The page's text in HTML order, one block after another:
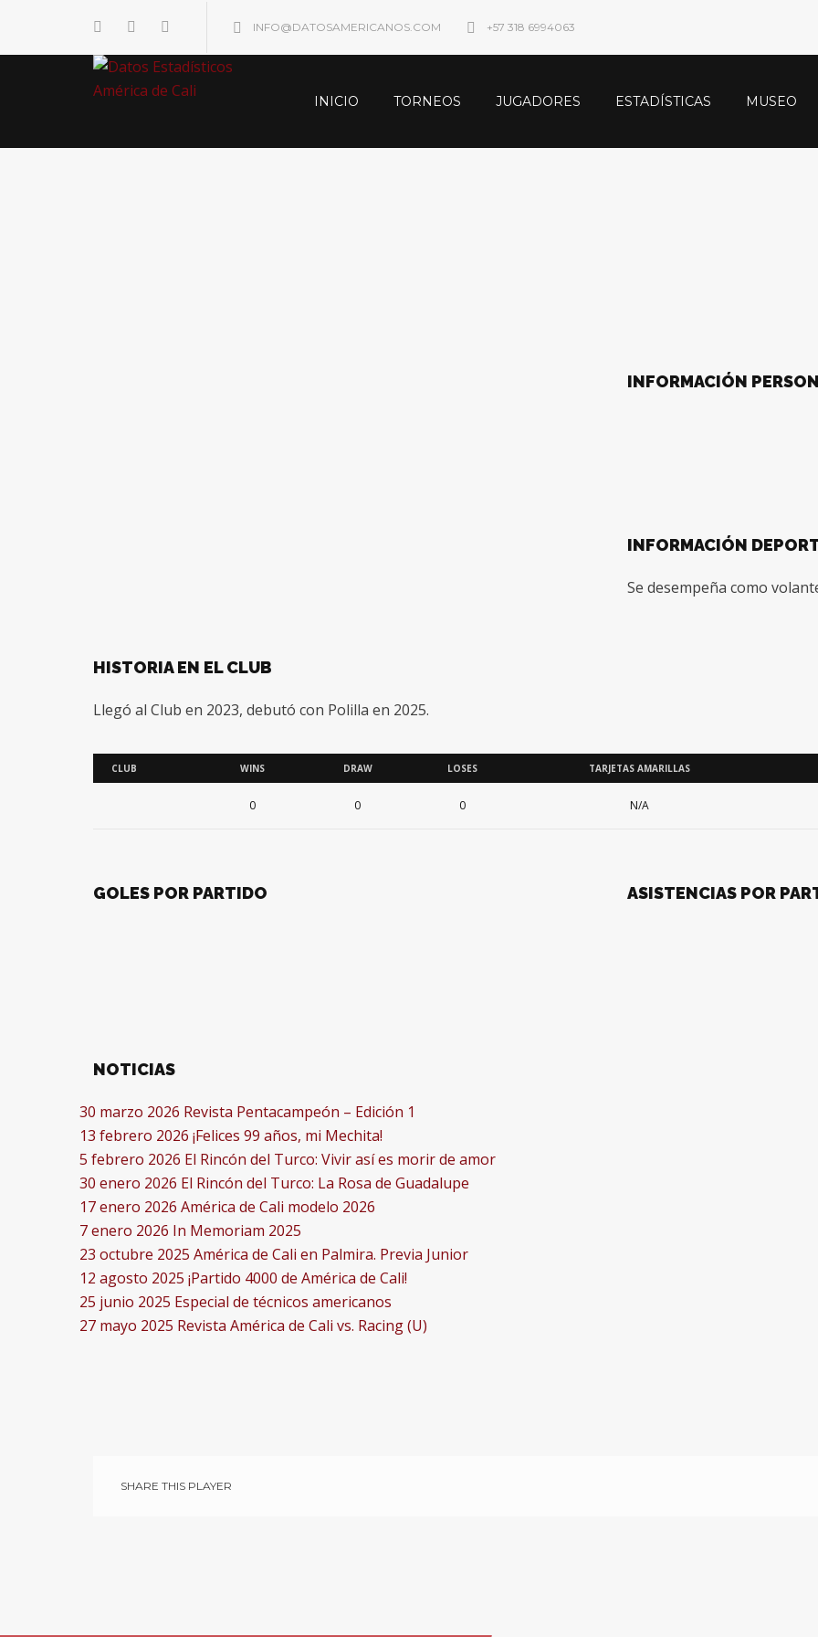
INFO@DATOSAMERICANOS.COM +57 318 6994063
INICIO TORNEOS JUGADORES ESTADÍSTICAS MUSEO
INFORMACIÓN
INFORMACIÓN
Se desempeña como
HISTORIA EN EL CLUB
Llegó al Club en 2023, debutó con Polilla en 2025.
CLUB WINS DRAW LOSES TARJETAS AMARILLAS
0 0 0 N/A
GOLES POR PARTIDO ASISTENCIAS POR
NOTICIAS
30 marzo 2026 Revista Pentacampeón – Edición 1
13 febrero 2026 ¡Felices 99 años, mi Mechita!
5 febrero 2026 El Rincón del Turco: Vivir así es morir de amor
30 enero 2026 El Rincón del Turco: La Rosa de Guadalupe
17 enero 2026 América de Cali modelo 2026
7 enero 2026 In Memoriam 2025
23 octubre 2025 América de Cali en Palmira. Previa Junior
12 agosto 2025 ¡Partido 4000 de América de Cali!
25 junio 2025 Especial de técnicos americanos
27 mayo 2025 Revista América de Cali vs. Racing (U)
SHARE THIS PLAYER